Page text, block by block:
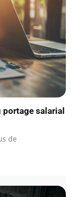
portage salarial
de